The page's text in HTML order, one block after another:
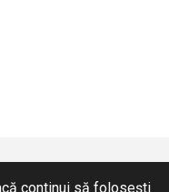
continui să folosești